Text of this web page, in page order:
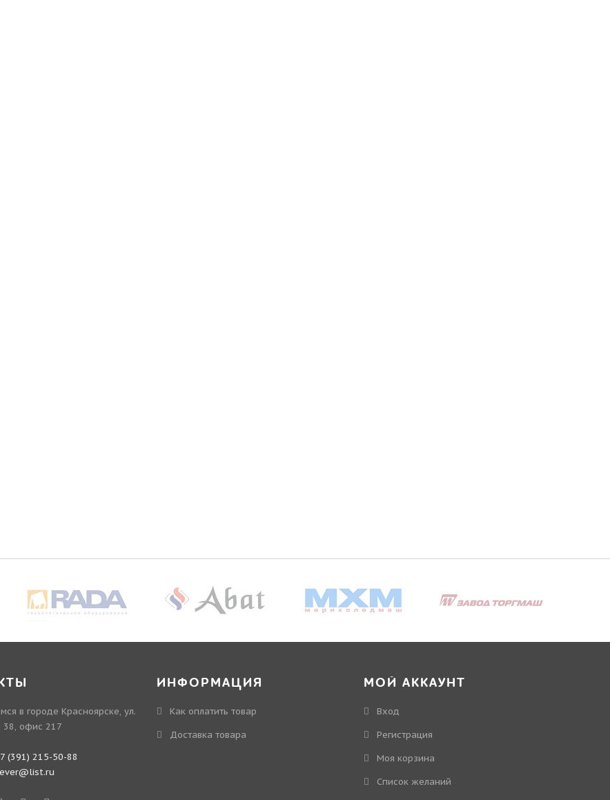
в городе Красноярске, ул.
38, офис 217
(391) 215-50-88
ИНФОРМАЦИЯ
Как оплатить товар
Доставка товара
МОЙ АККАУНТ
Вход
Регистрация
Моя корзина
Cписок желаний